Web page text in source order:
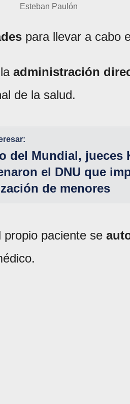
Esteban Paulón
para llevar a cabo
administración
de la salud.
del Mundial, jueces
el DNU que
de menores
propio paciente se